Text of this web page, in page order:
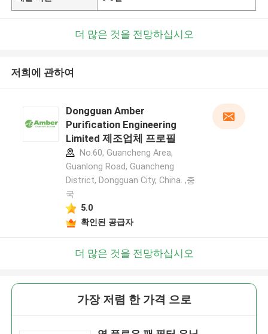
더 많은 것을 전망하십시오
저희에 관하여
Dongguan Amber
Purification Engineering
Limited 제조업체 프로필
No.60, Guancheng Area,
Guanlong Road, Guancheng
District, Dongguan City, China. ,중
국
5.0
확인된 공급자
더 많은 것을 전망하십시오
가장 저렴 한 가격 으로